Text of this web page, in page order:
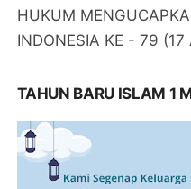
HUKUM
INDONESIA KE - 79
TAHUN BARU ISLAM 1